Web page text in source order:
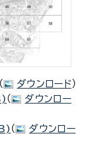
（ ダウンロード）
（
ダウンロー
（
ダウンロー